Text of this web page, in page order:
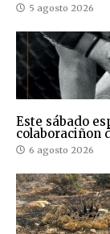
5 agosto 2026
Este sábado
colaboraciñon
6 agosto 2026